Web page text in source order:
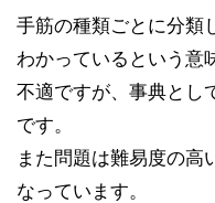
手筋の種類ごとに分類
わかっているという意
不適ですが、事典とし
です。
また問題は難易度の高
なっています。